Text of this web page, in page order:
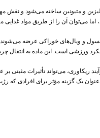
و متیونین ساخته می‌شود و نقش
می‌توان آن را از طریق مواد
و ویال‌های خوراکی عرضه می‌شوند
ورزشی است. این ماده به انتقال
ریکاوری، می‌تواند تأثیرات
یک گزینه مؤثر برای افرادی که